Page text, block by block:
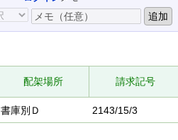
配架場所 請求記号
書庫別Ｄ 2143/15/3